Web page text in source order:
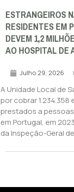
ESTRANGEIROS
RESIDENTES EM
DEVEM 1,2
AO HOSPITAL DE
Julho 29, 2026
A Unidade Local de
por cobrar
prestados a
em Portugal, em
da Inspeção-Geral